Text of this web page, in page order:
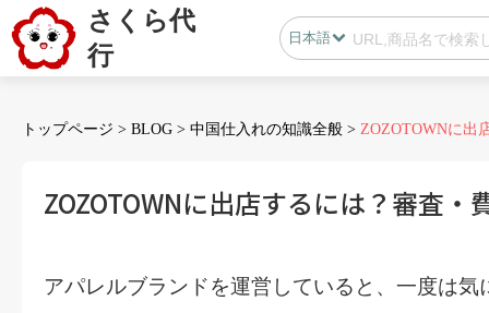
さくら代
行
日本語
中国語
B2B代行
トップページ > BLOG > 中国仕入れの知識全般 > ZOZOTOWNに出
ZOZOTOWNに出店するには？審査
アパレルブランドを運営していると、一度は気